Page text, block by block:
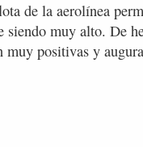
de la aerolínea
siendo muy alto. De
positivas y